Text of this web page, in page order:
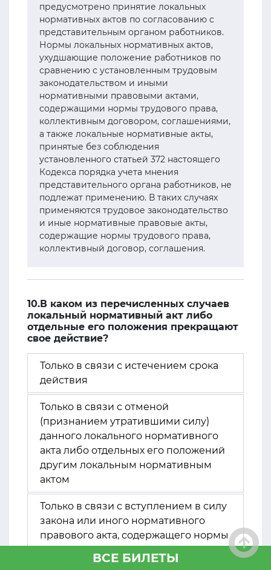
предусмотрено принятие локальных
нормативных актов по согласованию с
представительным органом работников.
Нормы локальных нормативных актов,
ухудшающие положение работников по
сравнению с установленным трудовым
законодательством и иными
нормативными правовыми актами,
содержащими нормы трудового права,
коллективным договором, соглашениями,
а также локальные нормативные акты,
принятые без соблюдения
установленного статьей 372 настоящего
Кодекса порядка учета мнения
представительного органа работников, не
подлежат применению. В таких случаях
применяются трудовое законодательство
и иные нормативные правовые акты,
содержащие нормы трудового права,
коллективный договор, соглашения.
10.В каком из перечисленных случаев
локальный нормативный акт либо
отдельные его положения прекращают
свое действие?
Только в связи с истечением срока
действия
Только в связи с отменой
(признанием утратившими силу)
данного локального нормативного
акта либо отдельных его положений
другим локальным нормативным
актом
Только в связи с вступлением в силу
закона или иного нормативного
правового акта, содержащего нормы
трудового права, коллективного
договора, соглашения (в случае,
ВСЕ БИЛЕТЫ